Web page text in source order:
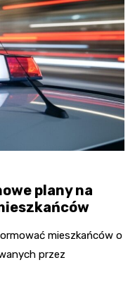
plany na
mieszkańców o
przez